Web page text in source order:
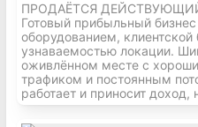
ПРОДАЁТСЯ
Готовый прибыльный
оборудованием, клиентской
узнаваемостью локации.
оживлённом месте с
трафиком и постоянным
работает и приносит доход,